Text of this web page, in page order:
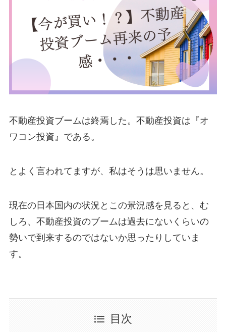
不動産投資ブームは終焉した。不動産投資は『オ
ワコン投資』である。
とよく言われてますが、私はそうは思いません。
現在の日本国内の状況とこの景況感を見ると、む
しろ、不動産投資のブームは過去にないくらいの
勢いで到来するのではないか思ったりしていま
す。
目次